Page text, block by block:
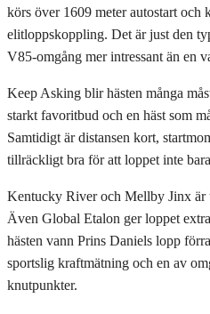
körs över 1609 meter autostart och
elitloppskoppling. Det är just den
V85-omgång mer intressant än en
Keep Asking blir hästen många
starkt favoritbud och en häst som
Samtidigt är distansen kort,
tillräckligt bra för att loppet inte
Kentucky River och Mellby Jinx är
Även Global Etalon ger loppet
hästen vann Prins Daniels lopp
sportslig kraftmätning och en av
knutpunkter.